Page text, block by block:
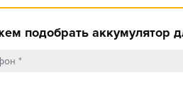
подобрать аккумулятор